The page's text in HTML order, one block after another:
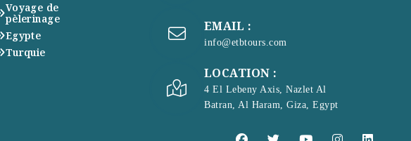
Voyage de
pèlerinage
Egypte
Turquie
EMAIL :
info@etbtours.com
LOCATION :
4 El Lebeny Axis, Nazlet Al
Batran, Al Haram, Giza, Egypt